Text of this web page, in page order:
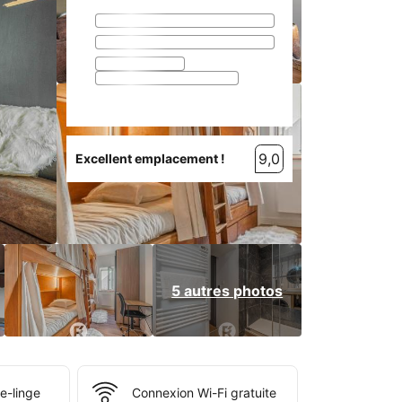
5 autres photos
Excellent emplacement ! 9,0
linge Connexion Wi-Fi gratuite